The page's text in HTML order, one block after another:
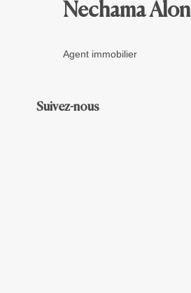
Nechama Alon
Agent immobilier
Suivez-nous